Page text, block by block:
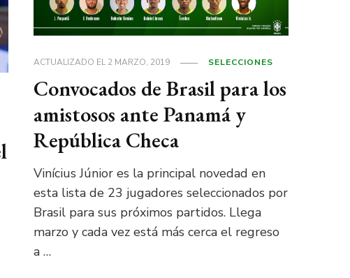
ACTUALIZADO EL2 MARZO, 2019 SELECCIONES
Convocados de Brasil para los
amistosos ante Panamá y
República Checa
Vinícius Júnior es la principal novedad en
esta lista de 23 jugadores seleccionados por
Brasil para sus próximos partidos. Llega
marzo y cada vez está más cerca el regreso
a …